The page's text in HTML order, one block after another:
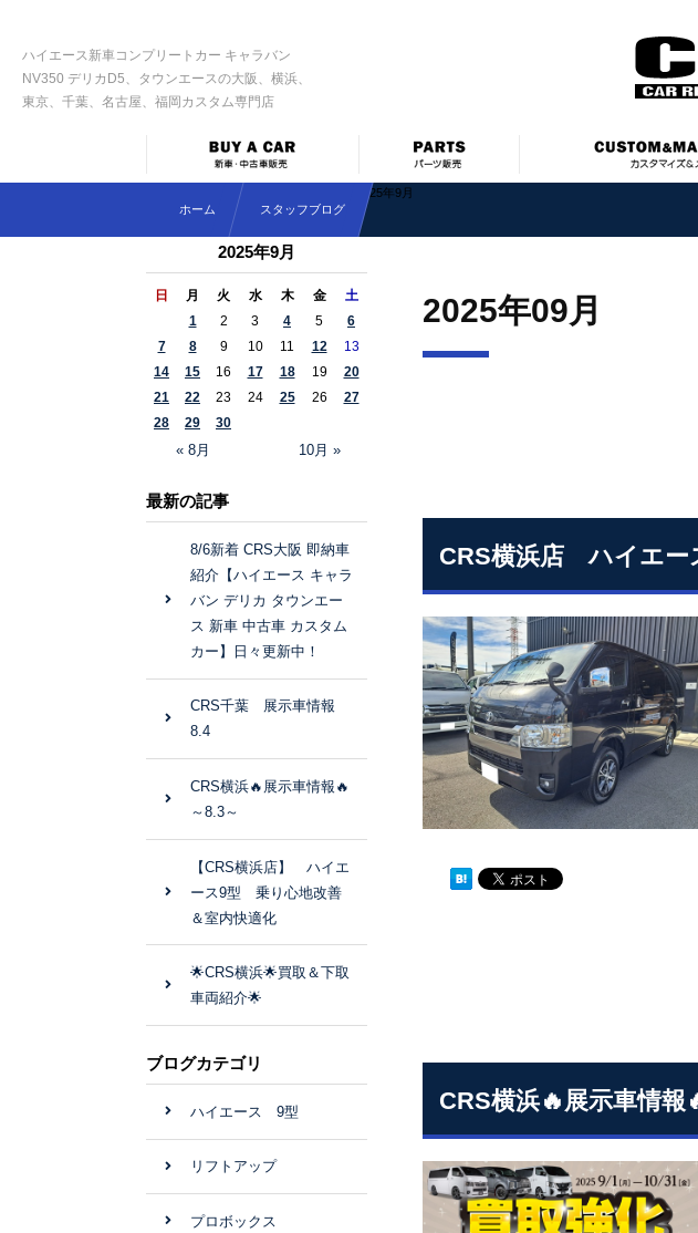
ハイエース新車コンプリートカー キャラバン
NV350 デリカD5、タウンエースの大阪、横浜、
東京、千葉、名古屋、福岡カスタム専門店
ホーム スタッフブログ
2025年9月
2025年09月
CRS横浜店 ハイエ
CRS横浜🔥展示車情報
2025年9月
日 月 火 水 木 金 土
« 8月 10月 »
1 2 3 4 5
6
7
8 9 10 11 12
13
14
15 16 17 18 19
20
21
22 23 24 25 26
27
28
29 30
最新の記事
8/6新着 CRS大阪 即納車
紹介【ハイエース キャラ
バン デリカ タウンエー
ス 新車 中古車 カスタム
カー】日々更新中！
CRS千葉 展示車情報
8.4
CRS横浜🔥展示車情報🔥
～8.3～
【CRS横浜店】 ハイエ
ース9型 乗り心地改善
＆室内快適化
🌟CRS横浜🌟買取＆下取
車両紹介🌟
ブログカテゴリ
ハイエース 9型
リフトアップ
プロボックス